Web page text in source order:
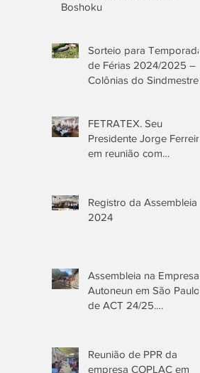
Boshoku
Sorteio para Temporada
de Férias 2024/2025 –
Colônias do Sindmestres
FETRATEX. Seu
Presidente Jorge Ferreira
em reunião com
negociações CCT
2024/25
Registro da Assembleia
2024
Assembleia na Empresa
Autoneun em São Paulo
de ACT 24/25.
Ferreira e Moisés vice
presidente do Sinditextil
Reunião de PPR da
empresa COPLAC em